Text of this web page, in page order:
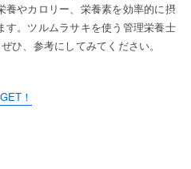
養やカロリー、栄養素を効率的に摂
す。ツルムラサキを使う管理栄養士
ひ、参考にしてみてください。
！